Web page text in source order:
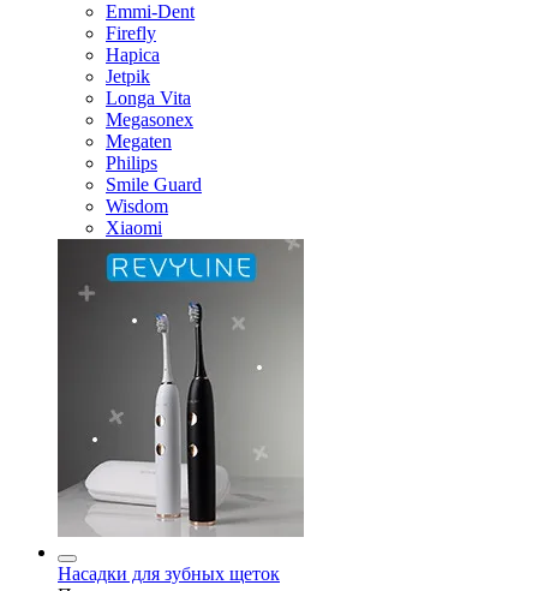
Emmi-Dent
Firefly
Hapica
Jetpik
Longa Vita
Megasonex
Megaten
Philips
Smile Guard
Wisdom
Xiaomi
Насадки для зубных щеток